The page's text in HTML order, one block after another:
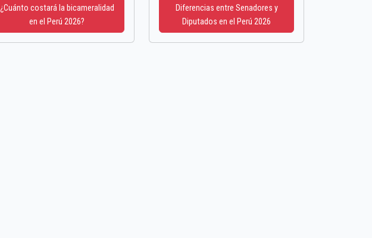
¿Cuánto costará la bicameralidad
en el Perú 2026?
Diferencias entre Senadores y
Diputados en el Perú 2026